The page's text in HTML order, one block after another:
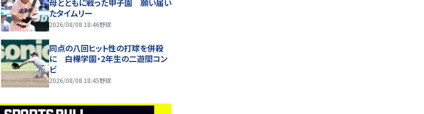
母とともに戦った甲子園 願い届い
たタイムリー
2026/08/08 18:46野球
同点の八回ヒット性の打球を併殺
に 白樺学園・2年生の二遊間コン
ビ
2026/08/08 18:45野球